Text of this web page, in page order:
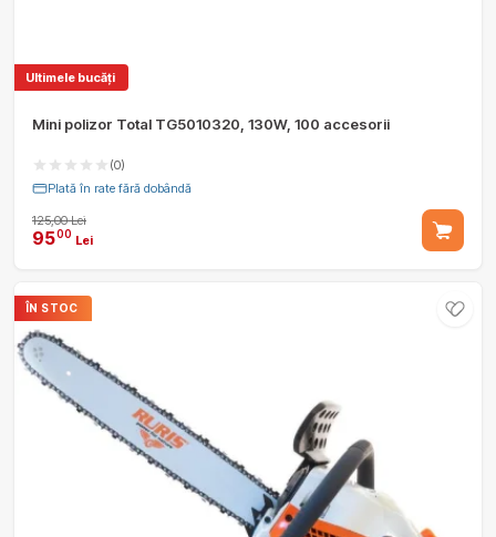
Ultimele bucăți
Mini polizor Total TG5010320, 130W, 100 accesorii
(0)
Plată în rate fără dobândă
125,00 Lei
9500 Lei
ÎN STOC